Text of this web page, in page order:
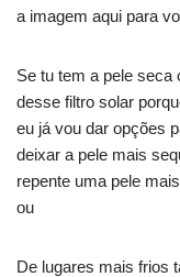
a imagem aqui para
Se tu tem a pele seca
desse filtro solar
eu já vou dar opções
deixar a pele mais
repente uma pele
ou
De lugares mais frios